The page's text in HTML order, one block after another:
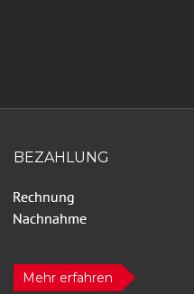
BEZAHLUNG
Mehr erfahren